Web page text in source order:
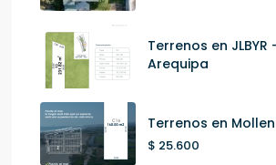
Terrenos en JLBYR
Arequipa
Terrenos en
$ 25.600